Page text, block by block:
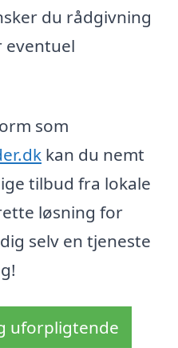
du rådgivning
eventuel
som
kan du nemt
tilbud fra lokale
løsning for
selv en tjeneste
uforpligtende